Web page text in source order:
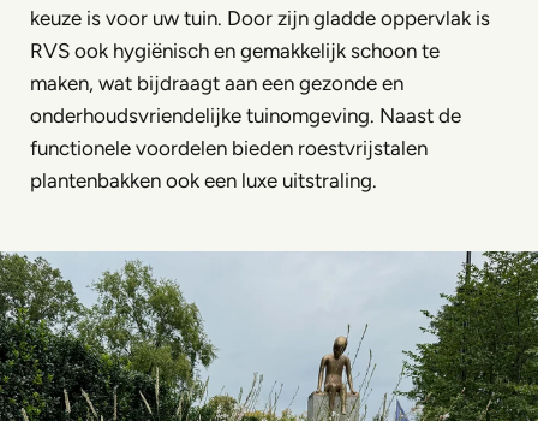
keuze is voor uw tuin. Door zijn gladde oppervlak is
RVS ook hygiënisch en gemakkelijk schoon te
maken, wat bijdraagt aan een gezonde en
onderhoudsvriendelijke tuinomgeving. Naast de
functionele voordelen bieden roestvrijstalen
plantenbakken ook een luxe uitstraling.